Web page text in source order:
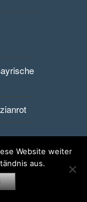
Website weiter
aus.